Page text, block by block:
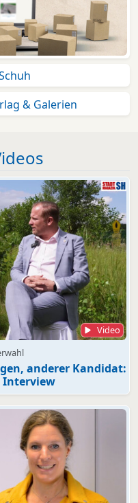
Video
anderer Kandidat:
Interview